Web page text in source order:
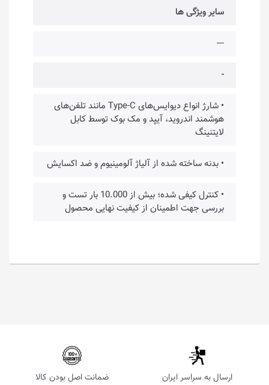
سایر ویژگی‌ ها
---
-
• شارژ انواع دیوایس‌های Type-C مانند تلفن‌های
هوشمند اندروید، آیپد و مک بوک توسط کابل
لایتنینگ
• بدنه ساخته شده از آلیاژ آلومینیوم و ضد اکسایش
• کنترل کیفی شده؛ بیش از 10.000 بار تست و
بررسی جهت اطمینان از کیفیت نهایی محصول
ارسال به سراسر ایران ضمانت اصل بودن کالا